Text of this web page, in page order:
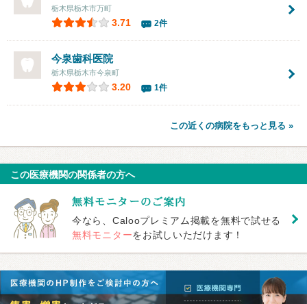
栃木県栃木市万町
3.71 2件
今泉歯科医院
栃木県栃木市今泉町
3.20 1件
この近くの病院をもっと見る »
この医療機関の関係者の方へ
今なら、Calooプレミアム掲載を無料で試せる
無料モニターをお試しいただけます！